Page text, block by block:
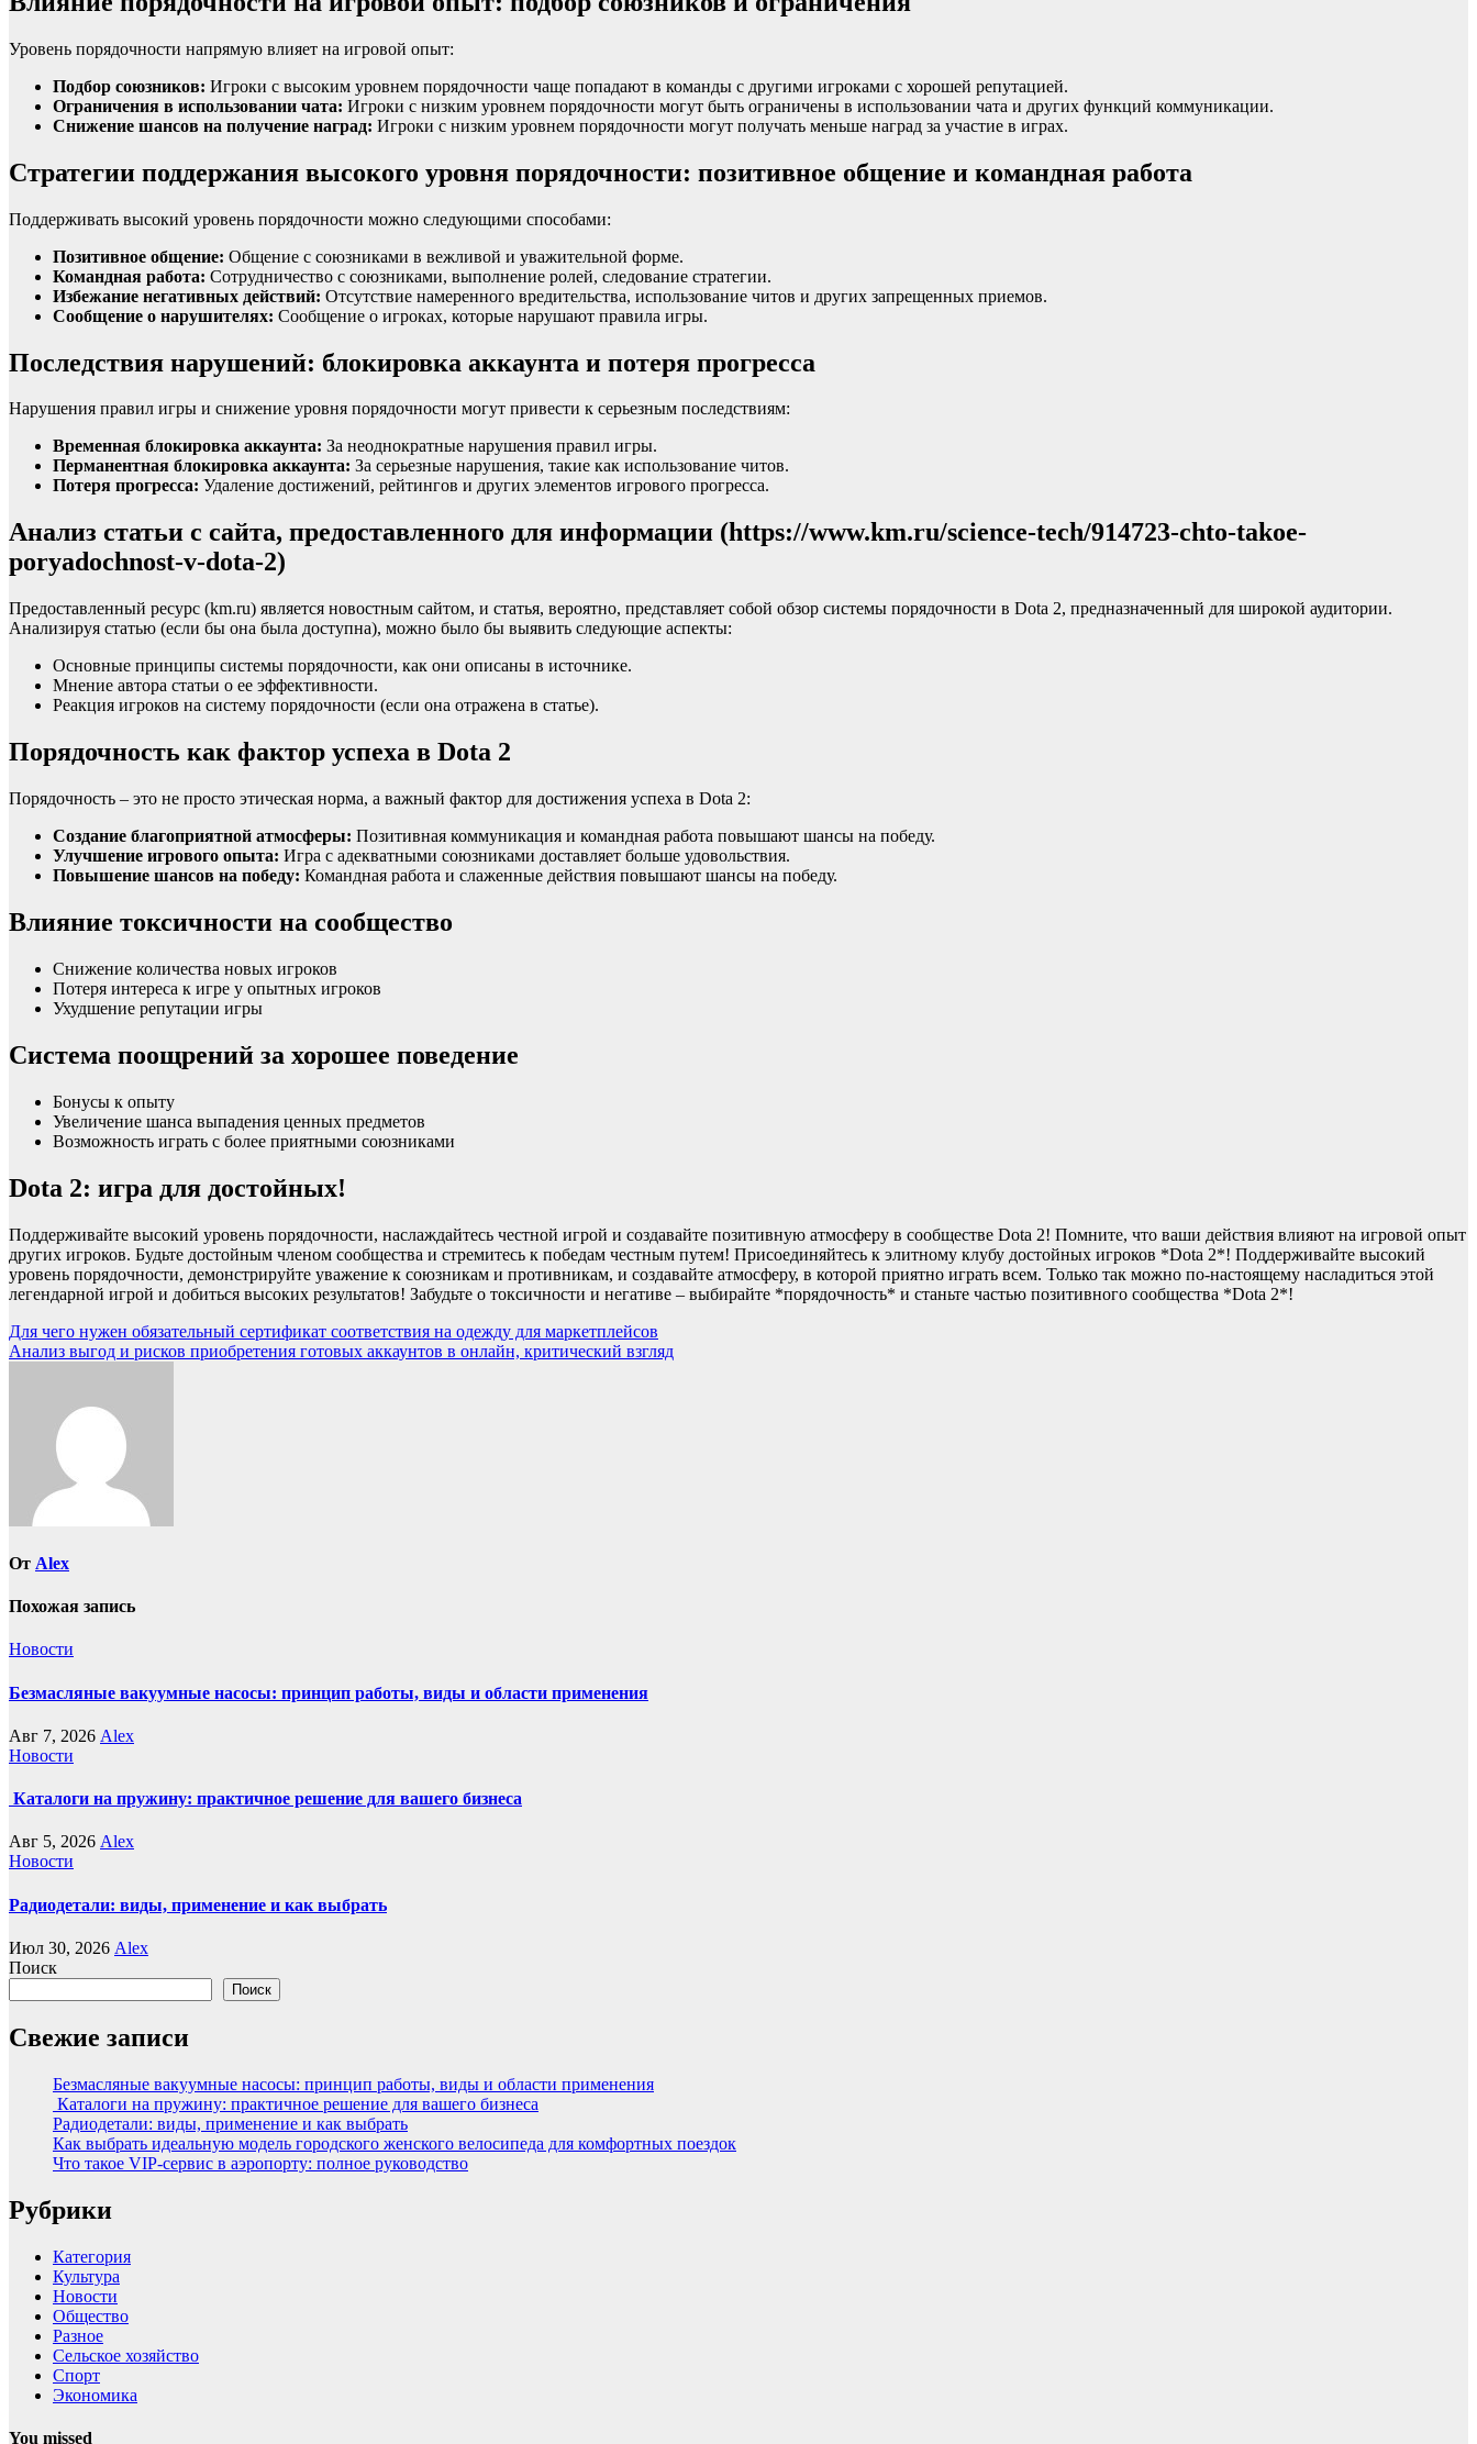
Уровень порядочности напрямую влияет на игровой опыт:
Подбор союзников: Игроки с высоким уровнем порядочности чаще попадают в команды с другими игроками с хорошей репутацией.
Ограничения в использовании чата: Игроки с низким уровнем порядочности могут быть ограничены в использовании чата и других функций коммуникации.
Снижение шансов на получение наград: Игроки с низким уровнем порядочности могут получать меньше наград за участие в играх.
Стратегии поддержания высокого уровня порядочности: позитивное общение и командная работа
Поддерживать высокий уровень порядочности можно следующими способами:
Позитивное общение: Общение с союзниками в вежливой и уважительной форме.
Командная работа: Сотрудничество с союзниками, выполнение ролей, следование стратегии.
Избежание негативных действий: Отсутствие намеренного вредительства, использование читов и других запрещенных приемов.
Сообщение о нарушителях: Сообщение о игроках, которые нарушают правила игры.
Последствия нарушений: блокировка аккаунта и потеря прогресса
Нарушения правил игры и снижение уровня порядочности могут привести к серьезным последствиям:
Временная блокировка аккаунта: За неоднократные нарушения правил игры.
Перманентная блокировка аккаунта: За серьезные нарушения, такие как использование читов.
Потеря прогресса: Удаление достижений, рейтингов и других элементов игрового прогресса.
Анализ статьи с сайта, предоставленного для информации (https://www.km.ru/science-tech/914723-chto-takoe-
poryadochnost-v-dota-2)
Предоставленный ресурс (km.ru) является новостным сайтом, и статья, вероятно, представляет собой обзор системы порядочности в Dota 2, предназначенный для широкой аудитории.
Анализируя статью (если бы она была доступна), можно было бы выявить следующие аспекты:
Основные принципы системы порядочности, как они описаны в источнике.
Мнение автора статьи о ее эффективности.
Реакция игроков на систему порядочности (если она отражена в статье).
Порядочность как фактор успеха в Dota 2
Порядочность – это не просто этическая норма, а важный фактор для достижения успеха в Dota 2:
Создание благоприятной атмосферы: Позитивная коммуникация и командная работа повышают шансы на победу.
Улучшение игрового опыта: Игра с адекватными союзниками доставляет больше удовольствия.
Повышение шансов на победу: Командная работа и слаженные действия повышают шансы на победу.
Влияние токсичности на сообщество
Снижение количества новых игроков
Потеря интереса к игре у опытных игроков
Ухудшение репутации игры
Система поощрений за хорошее поведение
Бонусы к опыту
Увеличение шанса выпадения ценных предметов
Возможность играть с более приятными союзниками
Dota 2: игра для достойных!
Поддерживайте высокий уровень порядочности, наслаждайтесь честной игрой и создавайте позитивную атмосферу в сообществе Dota 2! Помните, что ваши действия влияют на игровой опыт
других игроков. Будьте достойным членом сообщества и стремитесь к победам честным путем! Присоединяйтесь к элитному клубу достойных игроков *Dota 2*! Поддерживайте высокий
уровень порядочности, демонстрируйте уважение к союзникам и противникам, и создавайте атмосферу, в которой приятно играть всем. Только так можно по-настоящему насладиться этой
легендарной игрой и добиться высоких результатов! Забудьте о токсичности и негативе – выбирайте *порядочность* и станьте частью позитивного сообщества *Dota 2*!
Навигация
по
Для чего нужен обязательный сертификат соответствия на одежду для маркетплейсов
Анализ выгод и рисков приобретения готовых аккаунтов в онлайн, критический взгляд
От Alex
Похожая запись
Новости
Безмасляные вакуумные насосы: принцип работы, виды и области применения
Авг 7, 2026 Alex
Новости
Каталоги на пружину: практичное решение для вашего бизнеса
Авг 5, 2026 Alex
Новости
Радиодетали: виды, применение и как выбрать
Июл 30, 2026 Alex
Поиск
Поиск
Свежие записи
Безмасляные вакуумные насосы: принцип работы, виды и области применения
Каталоги на пружину: практичное решение для вашего бизнеса
Радиодетали: виды, применение и как выбрать
Как выбрать идеальную модель городского женского велосипеда для комфортных поездок
Что такое VIP-сервис в аэропорту: полное руководство
Рубрики
Категория
Культура
Новости
Общество
Разное
Сельское хозяйство
Спорт
Экономика
You missed